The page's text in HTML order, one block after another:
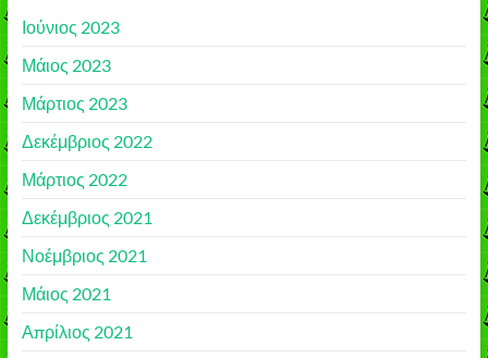
Ιούνιος 2023
Μάιος 2023
Μάρτιος 2023
Δεκέμβριος 2022
Μάρτιος 2022
Δεκέμβριος 2021
Νοέμβριος 2021
Μάιος 2021
Απρίλιος 2021